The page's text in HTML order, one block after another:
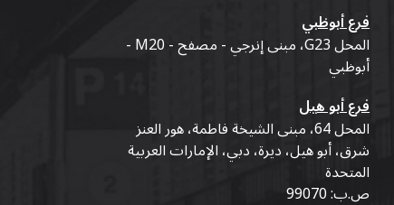
فرع أبوظبي
المحل G23، مبنى إنرجي - مصفح - M20 -
أبوظبي
فرع أبو هيل
المحل 64، مبنى الشيخة فاطمة، هور العنز
شرق، أبو هيل، ديرة، دبي، الإمارات العربية
المتحدة
ص.ب: 99070